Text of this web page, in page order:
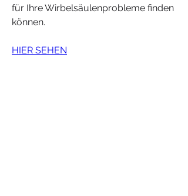
für Ihre Wirbelsäulenprobleme finden
können.
HIER SEHEN